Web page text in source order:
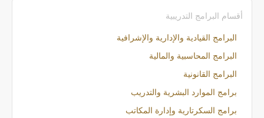
أقسام البرامج التدريبية
البرامج القيادية والإدارية والإشرافية
البرامج المحاسبية والمالية
البرامج القانونية
برامج الموارد البشرية والتدريب
برامج السكرتارية وإدارة المكاتب